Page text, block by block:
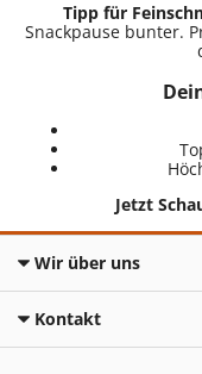
Tipp für
Snackpause bunter.
Jetzt
Wir über uns
Kontakt